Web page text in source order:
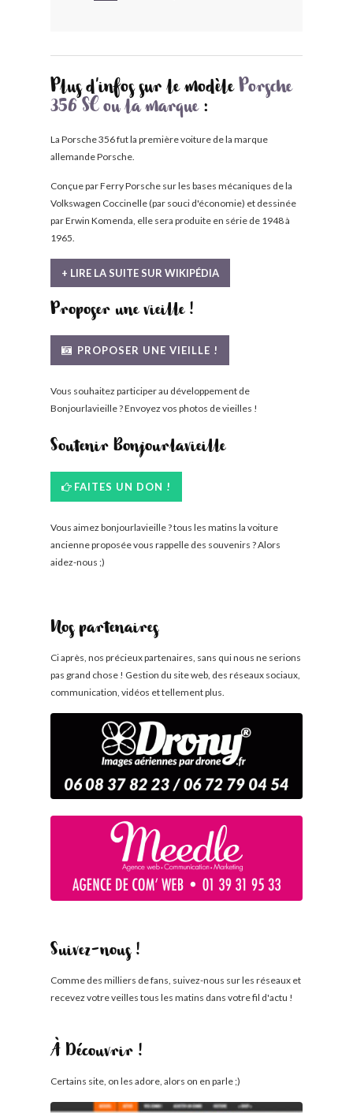
Plus d'infos sur le modèle Porsche
356 SC ou la marque:
La Porsche 356 fut la première voiture de la marque
allemande Porsche.
Conçue par Ferry Porsche sur les bases mécaniques de la
Volkswagen Coccinelle (par souci d'économie) et dessinée
par Erwin Komenda, elle sera produite en série de 1948 à
1965.
+ LIRE LA SUITE SUR WIKIPÉDIA
Proposer une vieille !
PROPOSER UNE VIEILLE !
Vous souhaitez participer au développement de
Bonjourlavieille ? Envoyez vos photos de vieilles !
Soutenir Bonjourlavieille
FAITES UN DON !
Vous aimez bonjourlavieille ? tous les matins la voiture
ancienne proposée vous rappelle des souvenirs ? Alors
aidez-nous ;)
Nos partenaires
Ci après, nos précieux partenaires, sans qui nous ne serions
pas grand chose ! Gestion du site web, des réseaux sociaux,
communication, vidéos et tellement plus.
Suivez-nous !
Comme des milliers de fans, suivez-nous sur les réseaux et
recevez votre veilles tous les matins dans votre fil d'actu !
À Découvrir !
Certains site, on les adore, alors on en parle ;)